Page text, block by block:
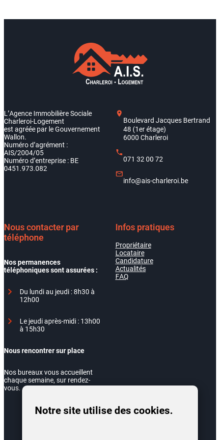
L’Agence Immobilière Sociale
Charleroi-Logement
est agréée par le Gouvernement
Wallon.
Numéro d’agrément :
AIS/2004/05
Numéro d’entreprise : BE
0451.973.082
Boulevard Jacques Bertrand
48 (1er étage)
6000 Charleroi
071 32 00 72
info@ais-charleroi.be
Nous contacter par
téléphone
Nos permanences
téléphoniques sont assurées :
Du lundi au jeudi : 8h30 à
12h00
Le jeudi après-midi : 13h00
à 15h30
Nous rencontrer sur place
Nos bureaux vous accueillent
chaque semaine, sur rendez-
vous.
Infos pratiques
Propriétaire
Locataire
Candidature
Actualités
FAQ
Notre site utilise des cookies.